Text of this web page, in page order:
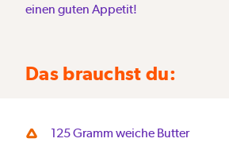
einen guten Appetit!
Das brauchst du:
125 Gramm weiche Butter